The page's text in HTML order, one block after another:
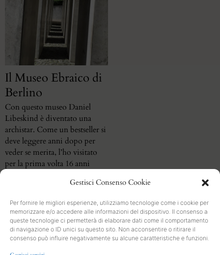
Gestisci Consenso Cookie
Per fornire le migliori esperienze, utilizziamo tecnologie come i cookie per
memorizzare e/o accedere alle informazioni del dispositivo. Il consenso a
queste tecnologie ci permetterà di elaborare dati come il comportamento
di navigazione o ID unici su questo sito. Non acconsentire o ritirare il
consenso può influire negativamente su alcune caratteristiche e funzioni.
Il Museo Ebraico di
Berlino
Con questo museo Daniel
Libeskind è diventato una
archistar. Come un bestseller si
deve leggere anni dopo per
veder se merita, l’ho visitato
per la prima volta 16 anni
SEARCH